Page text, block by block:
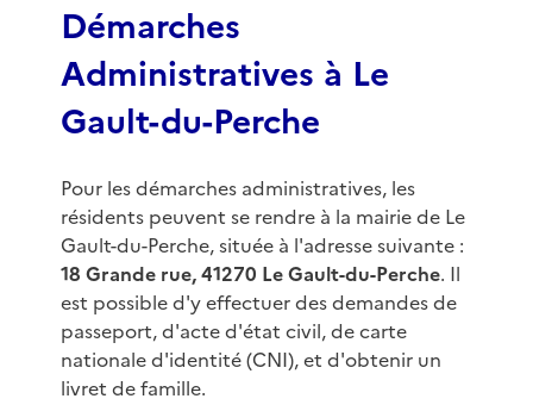
Démarches
Administratives à Le
Gault-du-Perche
Pour les démarches administratives, les
résidents peuvent se rendre à la mairie de Le
Gault-du-Perche, située à l'adresse suivante :
18 Grande rue, 41270 Le Gault-du-Perche. Il
est possible d'y effectuer des demandes de
passeport, d'acte d'état civil, de carte
nationale d'identité (CNI), et d'obtenir un
livret de famille.